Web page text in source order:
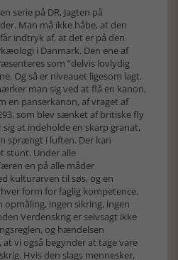
serie på DR, Jagten på
Man må ikke håbe, at den
indtryk af, at det er på den
i Danmark. Den ene af
som ”delvis lovlydig
Og så er niveauet ligesom lagt.
man sig ved at flå en kanon,
en panserkanon, af vraget af
som blev sænket af britiske fly
sig at indeholde en skarp granat,
sprængt i luften. Der kan
stunt. Under alle
en på alle måder
kulturarven til søs, og en
form for faglig kompetence.
opmåling, ingen sikring, ingen
Verdenskrig er selvsagt ikke
og hændelsen
vi også begynder at tage vare
Hvis den slags mennesker,